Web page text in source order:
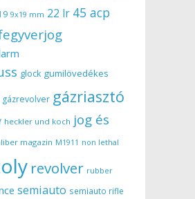
9x19 mm 22 lr 45 acp
glock gumilövedékes
gázrevolver gázriasztó
heckler und koch jog és
magazin M1911 non lethal
revolver rubber
semiauto semiauto rifle